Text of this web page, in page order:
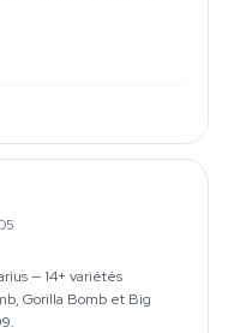
— 14+ variétés
Gorilla Bomb et Big